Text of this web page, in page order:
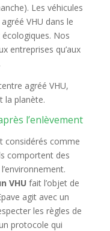
Les véhicules
VHU dans le
Nos
entreprises qu’aux
agréé VHU,
la planète.
l’enlèvement
considérés comme
comportent des
VHU fait l’objet de
agit avec un
les règles de
protocole qui